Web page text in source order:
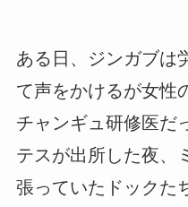
ある日、ジンガブは
て声をかけるが女性
チャンギュ研修医だ
テスが出所した夜、
張っていたドックた